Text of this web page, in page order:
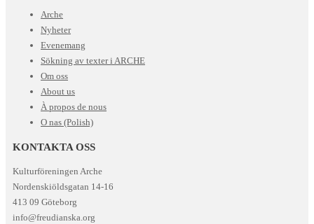
Arche
Nyheter
Evenemang
Sökning av texter i ARCHE
Om oss
About us
À propos de nous
O nas (Polish)
KONTAKTA OSS
Kulturföreningen Arche
Nordenskiöldsgatan 14-16
413 09 Göteborg
info@freudianska.org